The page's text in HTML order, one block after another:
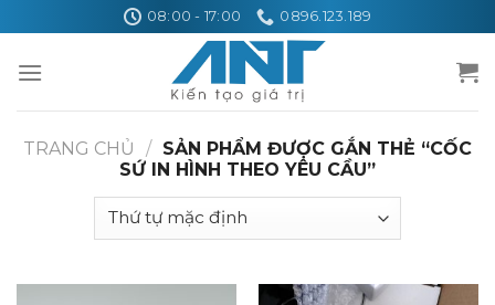
to
content
08:00 - 17:00 0896.123.189
TRANG CHỦ / SẢN PHẨM ĐƯỢC GẮN THẺ “CỐC
SỨ IN HÌNH THEO YÊU CẦU”